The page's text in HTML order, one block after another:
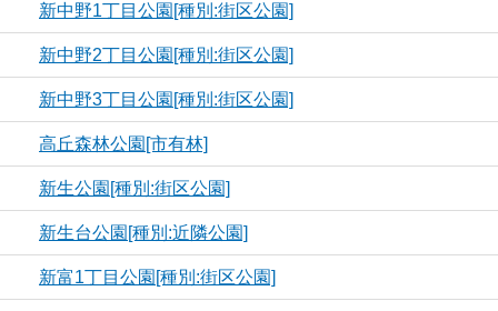
新中野1丁目公園[種別:街区公園]
新中野2丁目公園[種別:街区公園]
新中野3丁目公園[種別:街区公園]
高丘森林公園[市有林]
新生公園[種別:街区公園]
新生台公園[種別:近隣公園]
新富1丁目公園[種別:街区公園]